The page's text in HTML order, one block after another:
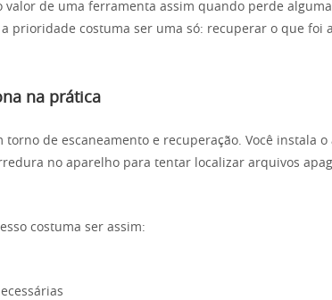
valor de uma ferramenta assim quando perde
a prioridade costuma ser uma só: recuperar o que foi
na prática
de escaneamento e recuperação. Você instala o
no aparelho para tentar localizar arquivos
costuma ser assim: